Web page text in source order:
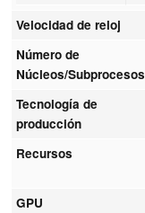
Velocidad de reloj
Número de
Núcleos/Subprocesos
Tecnología de
producción
Recursos
GPU